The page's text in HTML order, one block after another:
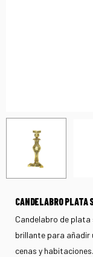
CANDELABRO PLATA
Candelabro de plata
brillante para añadir
cenas y habitaciones.